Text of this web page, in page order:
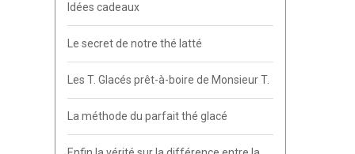
Idées cadeaux
Le secret de notre thé latté
Les T. Glacés prêt-à-boire de Monsieur T.
La méthode du parfait thé glacé